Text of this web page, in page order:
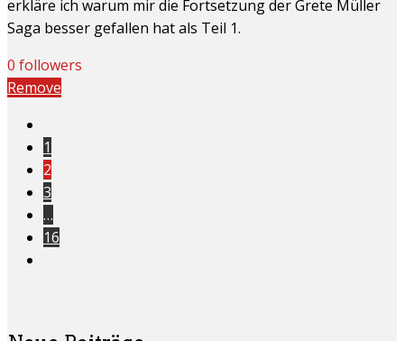
erkläre ich warum mir die Fortsetzung der Grete Müller
Saga besser gefallen hat als Teil 1.
0 followers
Remove
1
2
3
…
16